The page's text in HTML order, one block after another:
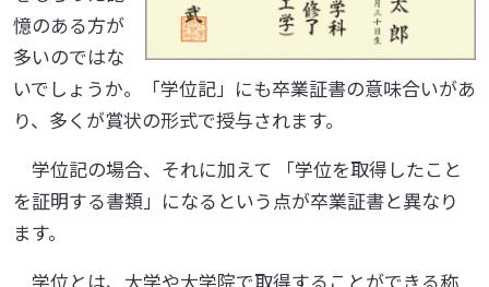
憶のある方が
多いのではな
いでしょうか。「学位記」にも卒業証書の意味合いがあ
り、多くが賞状の形式で授与されます。
学位記の場合、それに加えて 「学位を取得したこと
を証明する書類」になるという点が卒業証書と異なり
ます。
学位とは、大学や大学院で取得することができる称